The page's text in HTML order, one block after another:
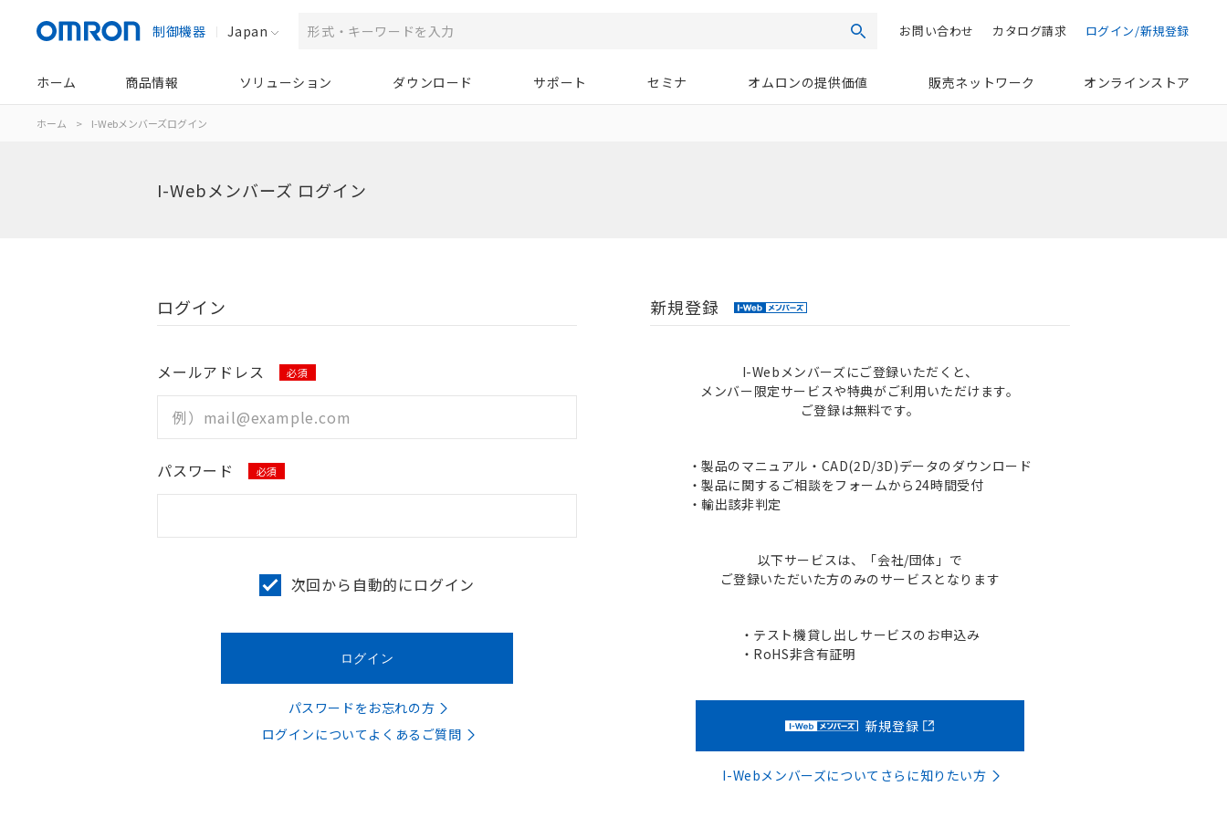
制御機器 Japan 検索 ログイン/新規登録
カタログ請求
お問い合わせ
ホーム 商品情報 ソリューション ダウンロード サポート セミナ オムロンの提供価値 販売ネットワーク オンラインストア
ホーム > I-Webメンバーズログイン
I-Webメンバーズ ログイン
ログイン
メールアドレス 必須
パスワード 必須
次回から自動的にログイン
パスワードをお忘れの方
ログインについてよくあるご質問
新規登録
I-Webメンバーズにご登録いただくと、
メンバー限定サービスや特典がご利用いただけます。
ご登録は無料です。
・製品のマニュアル・CAD(2D/3D)データのダウンロード
・製品に関するご相談をフォームから24時間受付
・輸出該非判定
以下サービスは、「会社/団体」で
ご登録いただいた方のみのサービスとなります
・テスト機貸し出しサービスのお申込み
・RoHS非含有証明
新規登録
I-Webメンバーズについてさらに知りたい方